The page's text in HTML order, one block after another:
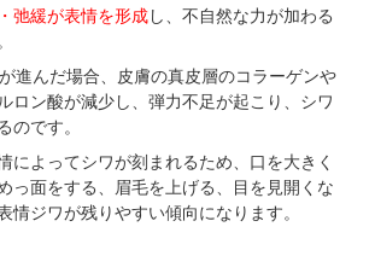
弛緩が表情を形成し、不自然な力が加わる
進んだ場合、皮膚の真皮層のコラーゲンや
ロン酸が減少し、弾力不足が起こり、シワ
のです。
によってシワが刻まれるため、口を大きく
っ面をする、眉毛を上げる、目を見開くな
情ジワが残りやすい傾向になります。